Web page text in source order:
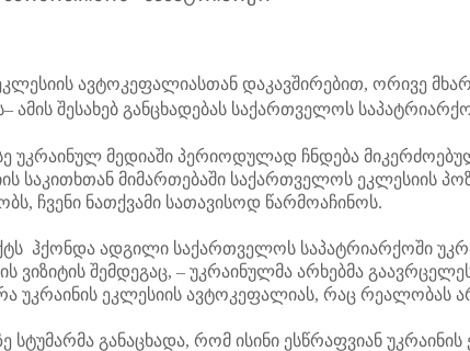
ავტოკეფალიასთან დაკავშირებით, ორივე
ამის შესახებ განცხადებას საქართველოს
უკრაინულ მედიაში პერიოდულად ჩნდება
საკითხთან მიმართებაში საქართველოს ეკლესიის
ჩვენი ნათქვამი სათავისოდ წარმოაჩინოს.
ჰქონდა ადგილი საქართველოს საპატრიარქოში
ვიზიტის შემდეგაც, – უკრაინულმა არხებმა
უკრაინის ეკლესიის ავტოკეფალიას, რაც რეალობას არ
სტუმარმა განაცხადა, რომ ისინი ესწრაფვიან